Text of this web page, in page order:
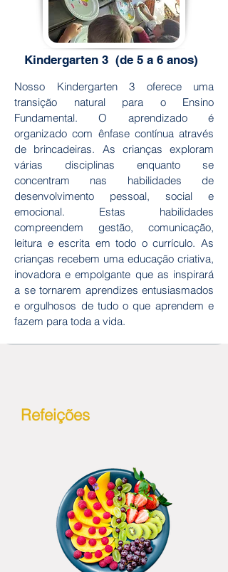
Kindergarten 3 (de 5 a 6 anos)
Nosso Kindergarten 3 oferece uma
transição natural para o Ensino
Fundamental. O aprendizado é
organizado com ênfase contínua através
de brincadeiras. As crianças exploram
várias disciplinas enquanto se
concentram nas habilidades de
desenvolvimento pessoal, social e
emocional. Estas habilidades
compreendem gestão, comunicação,
leitura e escrita em todo o currículo. As
crianças recebem uma educação criativa,
inovadora e empolgante que as inspirará
a se tornarem aprendizes entusiasmados
e orgulhosos de tudo o que aprendem e
fazem para toda a vida.
Refeições